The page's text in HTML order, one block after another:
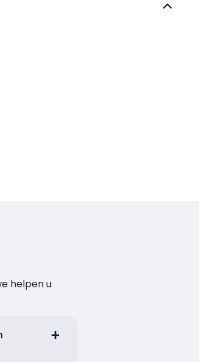
helpen u